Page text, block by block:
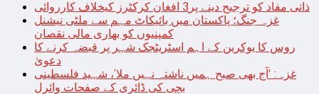
ذاتی مفاد کو ترجیح دینے پر3 افغان کرکٹرز کیخلاف کارروائی
غزہ جنگ؛ پاکستان میں بائیکاٹ مہم سے ملٹی نیشنل
کمپنیوں کو بھاری مالی نقصان
روس کا یوکرین کے اہم اسٹریٹجک شہر پر قبضہ کرنے کا
دعویٰ
غزہ: ‘آج بھی صبح ہمیں ناشتہ نہیں ملا’، شہید فلسطینی
بچی کی ڈائری کے صفحات وائرل